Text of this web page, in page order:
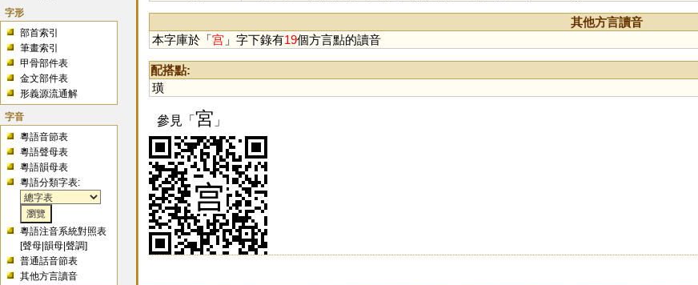
字形
部首索引
筆畫索引
甲骨部件表
金文部件表
形義源流通解
字音
粵語音節表
粵語聲母表
粵語韻母表
粵語分類字表:
粵語注音系統對照表
[聲母 |韻母 |聲調]
普通話音節表
其他方言讀音
其他方言讀音
本字庫於「 宫」字下錄有19個方言點的讀音
配搭點:
璜
參見「宮 」